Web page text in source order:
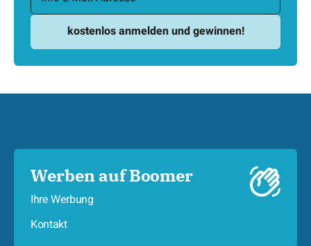
Werben auf Boomer
Ihre Werbung
Kontakt